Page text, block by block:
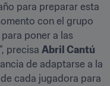
para preparar esta
con el grupo
poner a las
precisa Abril Cantú
de adaptarse a la
cada jugadora para